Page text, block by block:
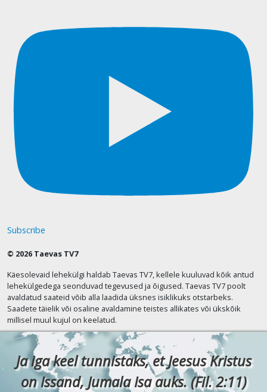
Subscribe
© 2026 Taevas TV7
Käesolevaid lehekülgi haldab Taevas TV7, kellele kuuluvad kõik antud
lehekülgedega seonduvad tegevused ja õigused. Taevas TV7 poolt
avaldatud saateid võib alla laadida üksnes isiklikuks otstarbeks.
Saadete täielik või osaline avaldamine teistes allikates või ükskõik
millisel muul kujul on keelatud.
Ja iga keel tunnistaks, et Jeesus Kristus
on Issand, Jumala Isa auks. (Fil. 2:11)